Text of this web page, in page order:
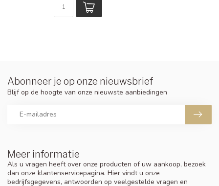
Meer informatie
Als u vragen heeft over onze producten of uw aankoop, bezoek
dan onze klantenservicepagina. Hier vindt u onze
bedrijfsgegevens, antwoorden op veelgestelde vragen en
Abonneer je op onze nieuwsbrief
Blijf op de hoogte van onze nieuwste aanbiedingen